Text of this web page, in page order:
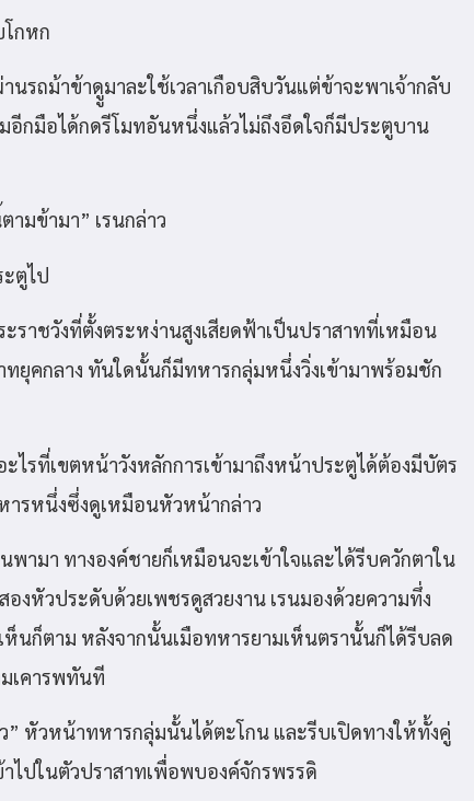
โกหก
นรถม้าข้าดููมาละใช้เวลาเกือบสิบวันแต่ข้าจะพาเจ้ากลับ
อีกมือได้กดรีโมทอันหนึ่งแล้วไม่ถึงอึดใจก็มีประตูบาน
ามข้ามา” เรนกล่าว
ตูไป
ราชวังที่ตั้งตระหง่านสูงเสียดฟ้าเป็นปราสาทที่เหมือน
ยุคกลาง ทันใดนั้นก็มีทหารกลุ่มหนึ่งวิ่งเข้ามาพร้อมชัก
ไรที่เขตหน้าวังหลักการเข้ามาถึงหน้าประตูได้ต้องมีบัตร
ารหนึ่งซึ่งดูเหมือนหัวหน้ากล่าว
พามา ทางองค์ชายก็เหมือนจะเข้าใจและได้รีบควักตาใน
องหัวประดับด้วยเพชรดูสวยงาน เรนมองด้วยความทึ่ง
ห็นก็ตาม หลังจากนั้นเมือทหารยามเห็นตรานั้นก็ได้รีบลด
เคารพทันที
” หัวหน้าทหารกลุ่มนั้นได้ตะโกน และรีบเปิดทางให้ทั้งคู่
าไปในตัวปราสาทเพื่อพบองค์จักรพรรดิ